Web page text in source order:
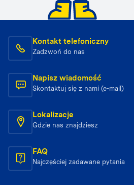
Kontakt telefoniczny
Zadzwoń do nas
Napisz wiadomość
Skontaktuj się z nami (e-mail)
Lokalizacje
Gdzie nas znajdziesz
FAQ
Najczęściej zadawane pytania